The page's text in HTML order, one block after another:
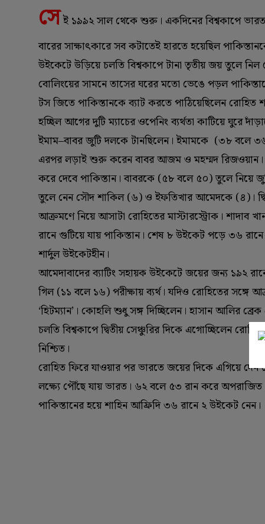
সে ই ১৯৯২ সাল থেকে শুরু। একদিনের বিশ্বকাপে ভারত
বারের সাক্ষাৎকারে সব কটাতেই হারতে হয়েছিল
উইকেটে উড়িয়ে চলতি বিশ্বকাপে টানা তৃতীয় জয় তুলে নিল
বোলিংয়ের সামনে তাসের ঘরের মতো ভেঙে পড়ল
টস জিতে পাকিস্তানকে ব্যাট করতে পাঠিয়েছিলেন
হচ্ছিল আগের দুটি ম্যাচের ওপেনিং ব্যর্থতা কাটিয়ে ঘুরে
ইমাম–বাবর জুটি দলকে টানছিলেন। ইমামকে (‌৩৮ বলে
এরপর লড়াই শুরু করেন বাবর আজম ও মহম্মদ রিজওয়ান।
করে দেবে পাকিস্তান। বাবরকে (‌৫৮ বলে ৫০)‌ তুলে নিয়ে
তুলে নেন সৌদ শাকিল (‌৬)‌ ও ইফতিখার আমেদকে (‌৪)‌।
আক্রমণে নিয়ে আসাটা রোহিতের মাস্টারস্ট্রোক। শাদাব
রানে গুটিয়ে যায় পাকিস্তান। শেষ ৮ উইকেট পড়ে ৩৬
শার্দুল উইকেটহীন।
আমেদাবাদের ব্যাটিং সহায়ক উইকেটে জয়ের জন্য ১৯২
গিল (‌১১ বলে ১৬)‌ পরীক্ষায় ব্যর্থ। যদিও রোহিতের
‘‌হিটম্যান’‌। কোহলি শুধু সঙ্গ দিচ্ছিলেন। হাসান আলির
চলতি বিশ্বকাপে দ্বিতীয় সেঞ্চুরির দিকে এগোচ্ছিলেন
নিশ্চিত।
রোহিত ফিরে যাওয়ার পর ভারতে জয়ের দিকে এগিয়ে
লক্ষ্যে পৌঁছে যায় ভারত। ৬২ বলে ৫৩ রান করে
পাকিস্তানের হয়ে শাহিন আফ্রিদি ৩৬ রানে ২ উইকেট নেন।